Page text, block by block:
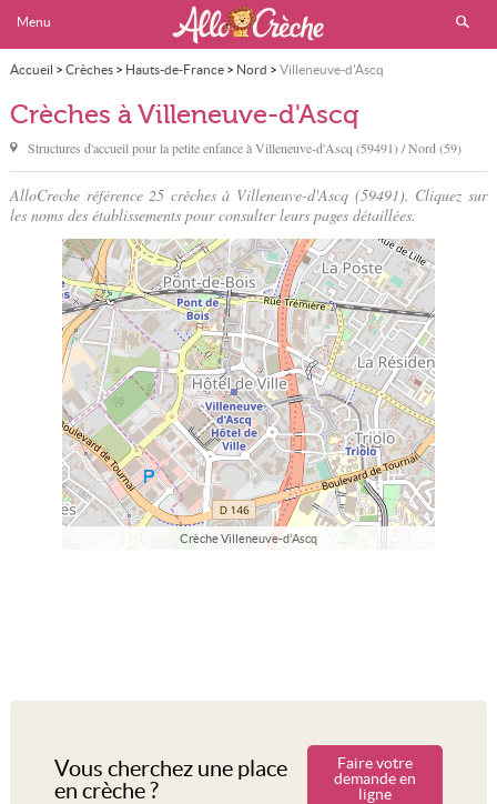
Menu
Accueil > Crèches> Hauts-de-France> Nord > Villeneuve-d'Ascq
Crèches à Villeneuve-d'Ascq
Structures d'accueil pour la petite enfance àVilleneuve-d'Ascq (59491) / Nord (59)
AlloCreche référence 25 crèches à Villeneuve-d'Ascq (59491). Cliquez sur
les noms des établissements pour consulter leurs pages détaillées.
Crèche Villeneuve-d'Ascq
Vous cherchez une place
en crèche ?
Faire votre
demande en
ligne